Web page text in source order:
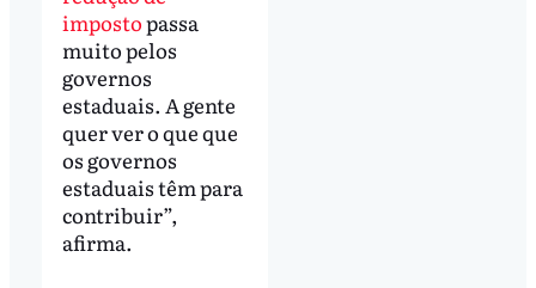
impostopassa
muito pelos
governos
estaduais. A gente
quer ver o que que
os governos
estaduais têm para
contribuir”,
afirma.